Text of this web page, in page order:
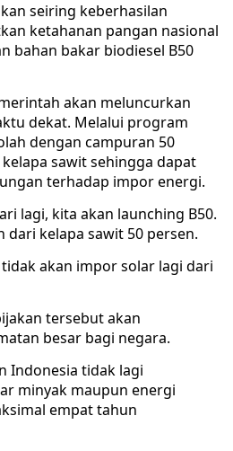
seiring keberhasilan
ketahanan pangan nasional
bahan bakar biodiesel B50
akan meluncurkan
dekat. Melalui program
dengan campuran 50
sawit sehingga dapat
terhadap impor energi.
lagi, kita akan launching B50.
dari kelapa sawit 50 persen.
akan impor solar lagi dari
tersebut akan
besar bagi negara.
Indonesia tidak lagi
minyak maupun energi
empat tahun